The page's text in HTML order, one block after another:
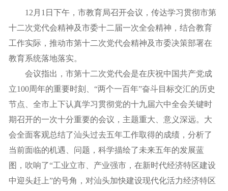
12月1日下午，市教育局召开会议，传达学习贯彻市第
十二次党代会精神及市委十二届一次全会精神，结合教育
工作实际，推动市第十二次党代会精神及市委决策部署在
教育系统落地落实。
会议指出，市第十二次党代会是在庆祝中国共产党成
立100周年的重要时刻、“两个一百年”奋斗目标交汇的历史
节点、全市上下认真学习贯彻党的十九届六中全会关键时
期召开的一次十分重要的会议，主题重大、意义深远。大
会全面客观总结了汕头过去五年工作取得的成绩，分析了
当前面临的机遇、问题，科学描绘了未来五年的发展蓝
图，吹响了“工业立市、产业强市，在新时代经济特区建设
中迎头赶上”的号角，对汕头加快建设现代化活力经济特区